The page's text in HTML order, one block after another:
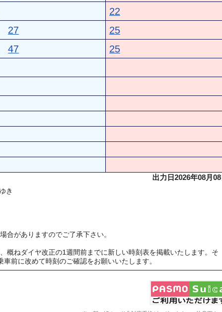
22
27 25
47 25
出力日2026年08月08
き
がありますのでご了承下さい。
概ねダイヤ改正の1週間前までに新しい時刻表を掲載いたします。そ
前に改めて時刻のご確認をお願いいたします。